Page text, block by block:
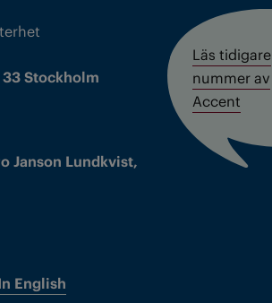
Stockholm
Janson Lundkvist,
English
Läs tidigare
nummer av
Accent